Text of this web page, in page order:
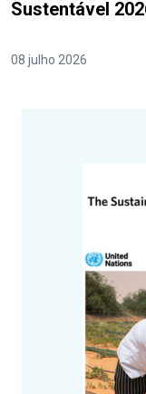
Sustentável
08 julho 2026